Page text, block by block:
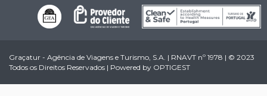
Graçatur - Agência de Viagens e Turismo, S.A. | RNAVT nº 1978 | © 2023
Todos os Direitos Reservados | Powered by OPTIGEST